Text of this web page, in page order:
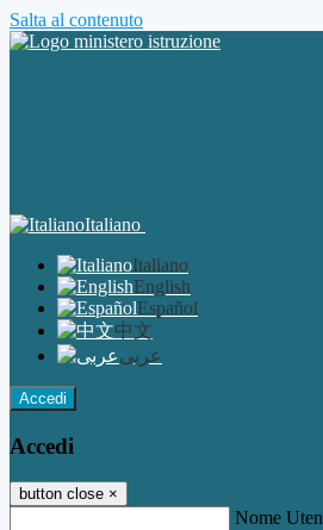
Salta al contenuto
Italiano
Italiano
English
Español
中文
عربى
Accedi
Accedi
button close ×
Nome